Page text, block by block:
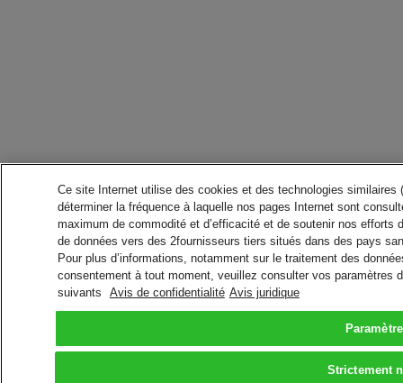
Ce site Internet utilise des cookies et des technologies
déterminer la fréquence à laquelle nos pages Internet sont
maximum de commodité et d’efficacité et de soutenir nos
de données vers des 2fournisseurs tiers situés dans des pays
Pour plus d’informations, notamment sur le traitement des
consentement à tout moment, veuillez consulter vos paramètres
suivants
Avis de confidentialité Avis juridique
Strictement